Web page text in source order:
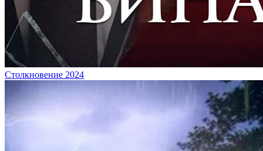
Столкновение 2024